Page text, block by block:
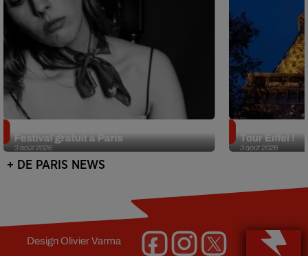
3 août 2026
Festival gratuit à Paris
3 août 2026
Tour Eiffel !
+ DE PARIS NEWS
DesignOlivier Varma